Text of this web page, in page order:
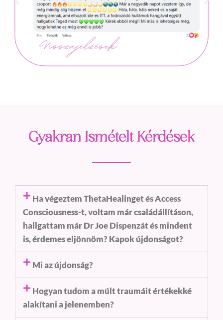
Gyakran Ismételt Kérdések
Ha végeztem ThetaHealinget és Access
Consciousness-t, voltam már családállításon,
hallgattam már Dr Joe Dispenzát és mindent
is, érdemes eljönnöm? Kapok újdonságot?
Mi az újdonság?
Hogyan tudom a múlt traumáit értékekké
alakítani a jelenemben?